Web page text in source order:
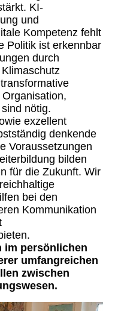
KI-
und
Kompetenz fehlt
Politik ist erkennbar
durch
nötig.
exzellent
denkende
Voraussetzungen
bilden
für die Zukunft. Wir
bei den
Kommunikation
im persönlichen
umfangreichen
zwischen